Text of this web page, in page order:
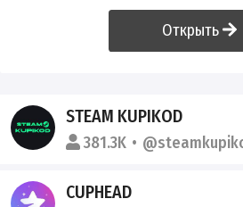
Открыть
STEAM KUPIKOD
381.3K
CUPHEAD